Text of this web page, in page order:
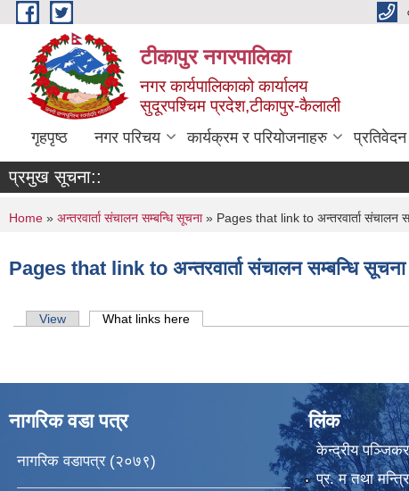
Skip to main content
टीकापुर नगरपालिका
नगर कार्यपालिकाको कार्यालय
सुदूरपश्चिम प्रदेश,टीकापुर-कैलाली
गृहपृष्ठ नगर परिचय कार्यक्रम र परियोजनाहरु प्रतिवेदन
प्रमुख सूचना::
You are here
Home » अन्तरवार्ता संचालन सम्बन्धि सूचना» Pages that link to अन्तरवार्ता संचालन
Pages that link to अन्तरवार्ता संचालन सम्बन्धि सूचना
Primary tabs
View What links here
नागरिक वडा पत्र
नागरिक वडापत्र (२०७९)
लिंक
केन्द्रीय
प्र. म तथा